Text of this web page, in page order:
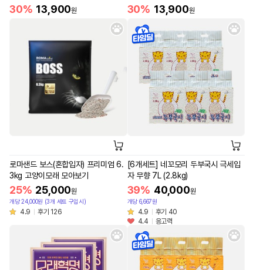
30% 13,900원 30% 13,900원
로마샌드 보스(혼합입자) 프리미엄 6.
3kg 고양이모래 모아보기
25% 25,000원
개당 24,000원 (3개 세트 구입시)
4.9 후기 126
[6개세트] 네꼬모리 두부국시 극세입
자 무향 7L (2.8kg)
39% 40,000원
개당 6,667원
4.9
후기 40
4.4
응고력